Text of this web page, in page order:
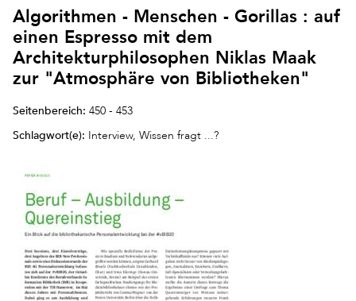
Algorithmen - Menschen - Gorillas : auf
einen Espresso mit dem
Architekturphilosophen Niklas Maak
zur "Atmosphäre von Bibliotheken"
Seitenbereich: 450 - 453
Schlagwort(e): Interview, Wissen fragt ...?